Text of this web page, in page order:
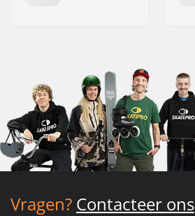
Vragen? Contacteer ons